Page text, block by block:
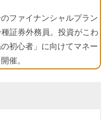
ファイナンシャルプラン
証券外務員。投資がこわ
初心者」に向けてマネー
催。